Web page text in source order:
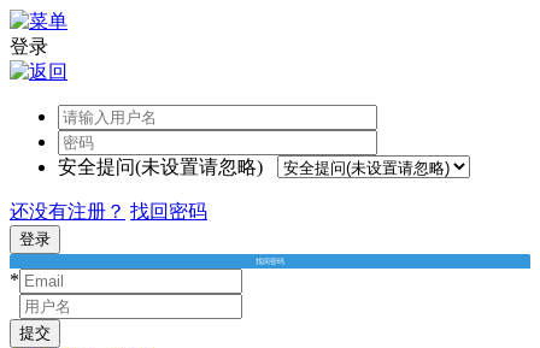
登录
安全提问(未设置请忽略)
还没有注册？ 找回密码
登录
找回密码
*
提交